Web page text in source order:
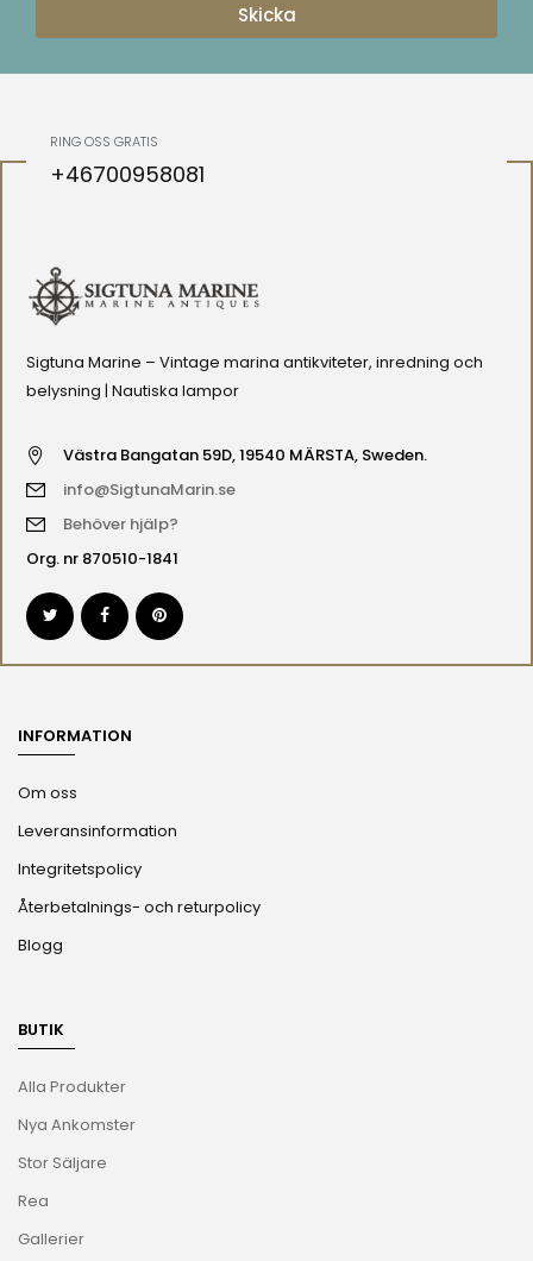
Skicka
RING OSS GRATIS
+46700958081
Sigtuna Marine – Vintage marina antikviteter, inredning och
belysning | Nautiska lampor
Västra Bangatan 59D, 19540 MÄRSTA, Sweden.
info@SigtunaMarin.se
Behöver hjälp?
Org. nr 870510-1841
INFORMATION
Om oss
Leveransinformation
Integritetspolicy
Återbetalnings- och returpolicy
Blogg
BUTIK
Alla Produkter
Nya Ankomster
Stor Säljare
Rea
Gallerier